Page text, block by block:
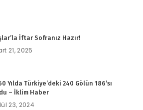
İftar Sofranız Hazır!
21, 2025
Yılda Türkiye’deki 240 Gölün 186’sı
– İklim Haber
23, 2024